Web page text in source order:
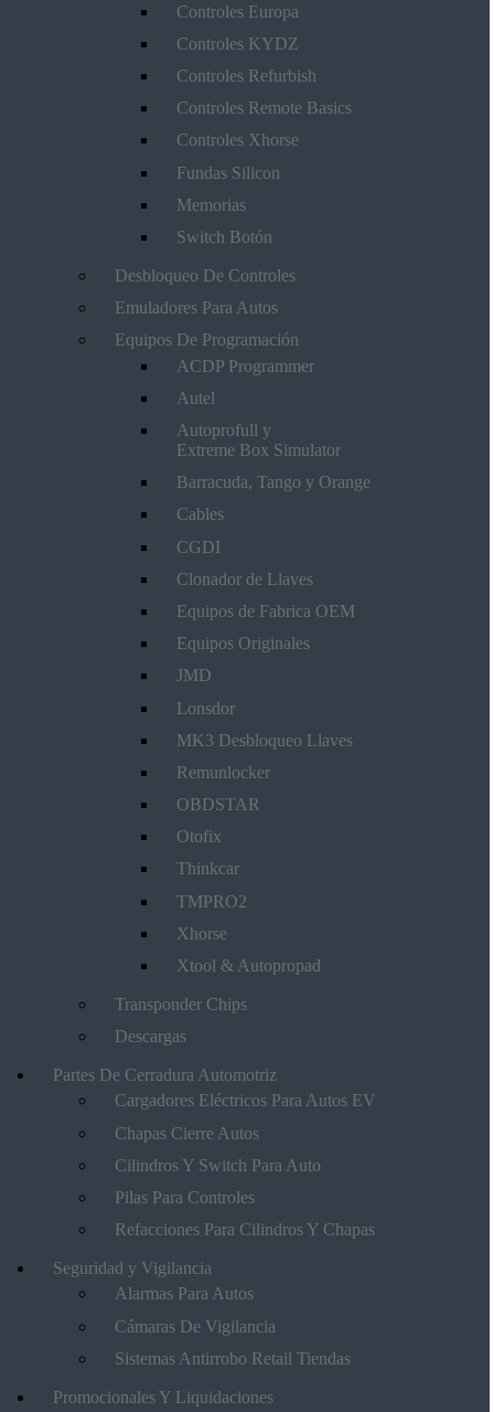
Controles Europa
Controles KYDZ
Controles Refurbish
Controles Remote Basics
Controles Xhorse
Fundas Silicon
Memorias
Switch Botón
Desbloqueo De Controles
Emuladores Para Autos
Equipos De Programación
ACDP Programmer
Autel
Autoprofull y
Extreme Box Simulator
Barracuda, Tango y Orange
Cables
CGDI
Clonador de Llaves
Equipos de Fabrica OEM
Equipos Originales
JMD
Lonsdor
MK3 Desbloqueo Llaves
Remunlocker
OBDSTAR
Otofix
Thinkcar
TMPRO2
Xhorse
Xtool & Autopropad
Transponder Chips
Descargas
Partes De Cerradura Automotriz
Cargadores Eléctricos Para Autos EV
Chapas Cierre Autos
Cilindros Y Switch Para Auto
Pilas Para Controles
Refacciones Para Cilindros Y Chapas
Seguridad y Vigilancia
Alarmas Para Autos
Cámaras De Vigilancia
Sistemas Antirrobo Retail Tiendas
Promocionales Y Liquidaciones